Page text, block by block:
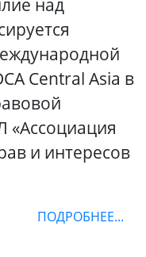
Central Asia в
«Ассоциация
и интересов
ПОДРОБНЕЕ...